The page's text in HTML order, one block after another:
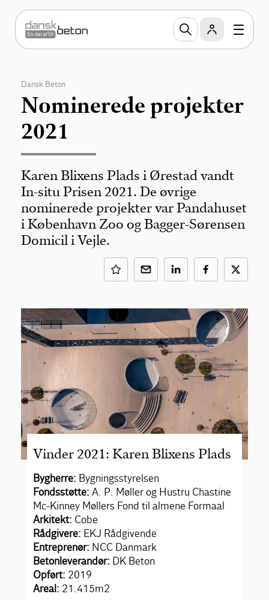
Dansk Beton
Nominerede projekter
2021
Karen Blixens Plads i Ørestad vandt
In-situ Prisen 2021. De øvrige
nominerede projekter var Pandahuset
i København Zoo og Bagger-Sørensen
Domicil i Vejle.
Vinder 2021: Karen Blixens Plads
Bygherre: Bygningsstyrelsen
Fondsstøtte: A. P. Møller og Hustru Chastine
Mc-Kinney Møllers Fond til almene Formaal
Arkitekt: Cobe
Rådgivere: EKJ Rådgivende
Entreprenør: NCC Danmark
Betonleverandør: DK Beton
Opført: 2019
Areal: 21.415m2